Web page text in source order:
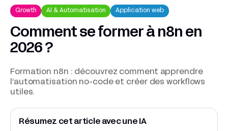
Growth AI & Automatisation Application web
Comment se former à n8n en
2026 ?
Formation n8n : découvrez comment apprendre
l’automatisation no-code et créer des workflows
utiles.
Résumez cet article avec une IA